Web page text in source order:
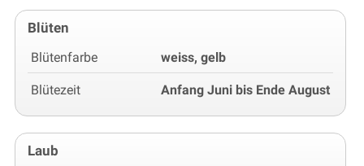
Blüten
Blütenfarbe weiss, gelb
Blütezeit Anfang Juni bis Ende August
Laub